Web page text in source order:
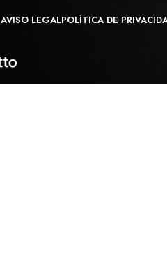
AVISO LEGALPOLÍTICA DE